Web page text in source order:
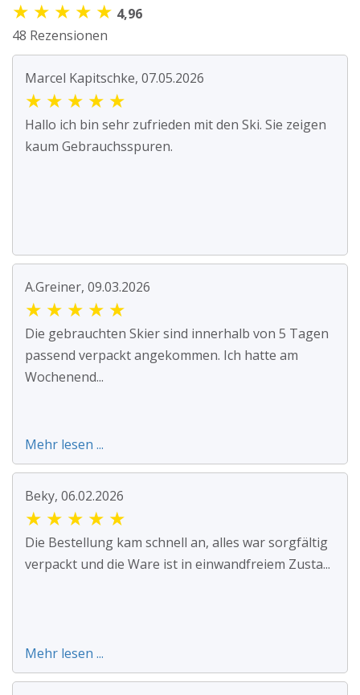
★ ★ ★ ★ ★ 4,96
48 Rezensionen
Marcel Kapitschke, 07.05.2026
★ ★ ★ ★ ★
Hallo ich bin sehr zufrieden mit den Ski. Sie zeigen
kaum Gebrauchsspuren.
A.Greiner, 09.03.2026
★ ★ ★ ★ ★
Die gebrauchten Skier sind innerhalb von 5 Tagen
passend verpackt angekommen. Ich hatte am
Wochenend...
Mehr lesen ...
Beky, 06.02.2026
★ ★ ★ ★ ★
Die Bestellung kam schnell an, alles war sorgfältig
verpackt und die Ware ist in einwandfreiem Zusta...
Mehr lesen ...